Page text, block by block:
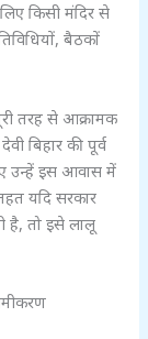
किसी मंदिर से
बैठकों
तरह से आक्रामक
बिहार की पूर्व
उन्हें इस आवास में
यदि सरकार
है, तो इसे लालू